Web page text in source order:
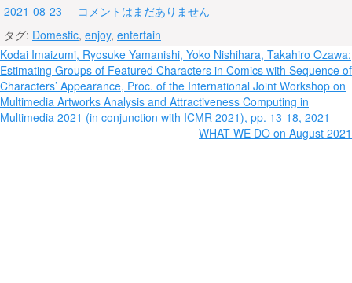
2021-08-23
コメントはまだありません
タグ: Domestic, enjoy, entertain
投
稿
ナ
Kodai Imaizumi, Ryosuke Yamanishi, Yoko Nishihara, Takahiro Ozawa:
Estimating Groups of Featured Characters in Comics with Sequence of
Characters’ Appearance, Proc. of the International Joint Workshop on
Multimedia Artworks Analysis and Attractiveness Computing in
Multimedia 2021 (in conjunction with ICMR 2021), pp. 13-18, 2021
WHAT WE DO on August 2021